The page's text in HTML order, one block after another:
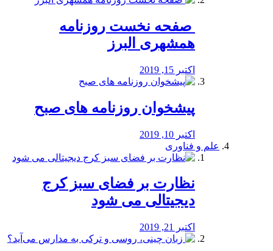
️ صفحه نخست روزنامه‌
همشهری البرز
اکتبر 15, 2019
پیشخوان روزنامه های صبح
اکتبر 10, 2019
علم و فناوری
نظارت بر فضای سبز کرج
دیجیتالی می شود
اکتبر 21, 2019